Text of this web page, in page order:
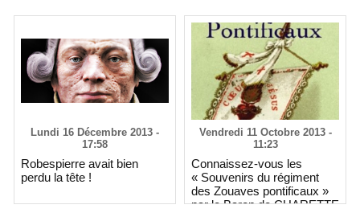
Lundi 16 Décembre 2013 -
17:58
Robespierre avait bien
perdu la tête !
Vendredi 11 Octobre 2013 -
11:23
Connaissez-vous les
« Souvenirs du régiment
des Zouaves pontificaux »
par le Baron de CHARETTE